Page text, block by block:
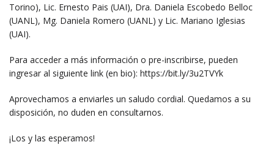
Torino), Lic. Ernesto Pais (UAI), Dra. Daniela Escobedo Belloc
(UANL), Mg. Daniela Romero (UANL) y Lic. Mariano Iglesias
(UAI).
Para acceder a más información o pre-inscribirse, pueden
ingresar al siguiente link (en bio): https://bit.ly/3u2TVYk
Aprovechamos a enviarles un saludo cordial. Quedamos a su
disposición, no duden en consultarnos.
¡Los y las esperamos!